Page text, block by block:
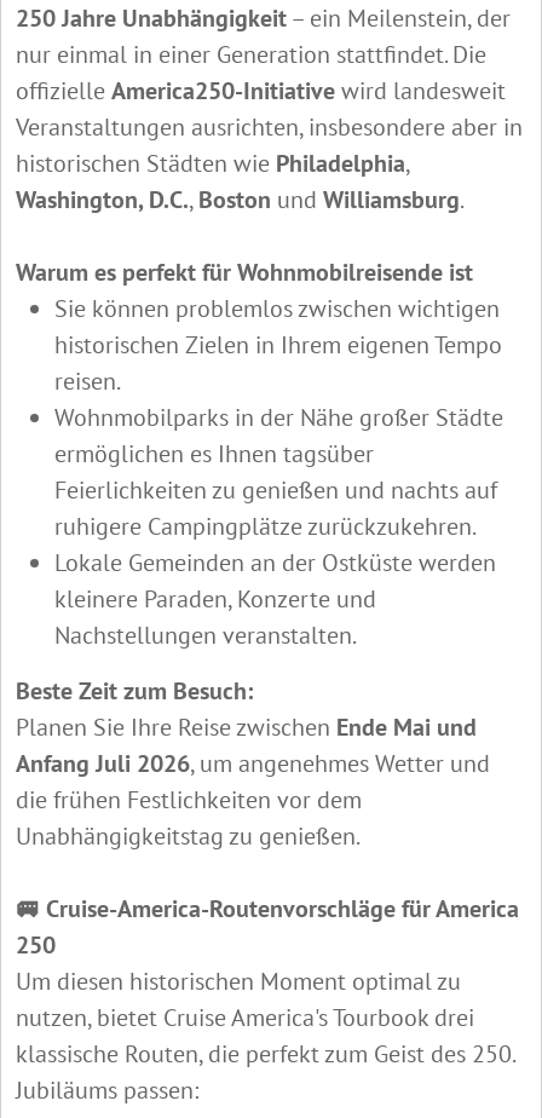
250 Jahre Unabhängigkeit– ein Meilenstein, der
nur einmal in einer Generation stattfindet. Die
offizielleAmerica250-Initiativewird landesweit
Veranstaltungen ausrichten, insbesondere aber in
historischen Städten wie Philadelphia,
Washington, D.C.,Boston und Williamsburg.
Warum es perfekt für Wohnmobilreisende ist
Sie können problemlos zwischen wichtigen
historischen Zielen in Ihrem eigenen Tempo
reisen.
Wohnmobilparks in der Nähe großer Städte
ermöglichen es Ihnen tagsüber
Feierlichkeiten zu genießen und nachts auf
ruhigere Campingplätze zurückzukehren.
Lokale Gemeinden an der Ostküste werden
kleinere Paraden, Konzerte und
Nachstellungen veranstalten.
Beste Zeit zum Besuch:
Planen Sie Ihre Reise zwischen Ende Mai und
Anfang Juli 2026, um angenehmes Wetter und
die frühen Festlichkeiten vor dem
Unabhängigkeitstag zu genießen.
🚐 Cruise-America-Routenvorschläge für America
250
Um diesen historischen Moment optimal zu
nutzen, bietet Cruise America's Tourbook drei
klassische Routen, die perfekt zum Geist des 250.
Jubiläums passen: